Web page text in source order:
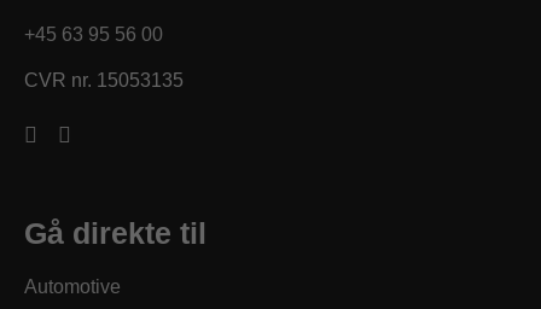
+45 63 95 56 00
CVR nr. 15053135
Gå direkte til
Automotive